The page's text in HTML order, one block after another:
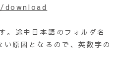
。途中日本語のフォルダ名
原因となるので、英数字の